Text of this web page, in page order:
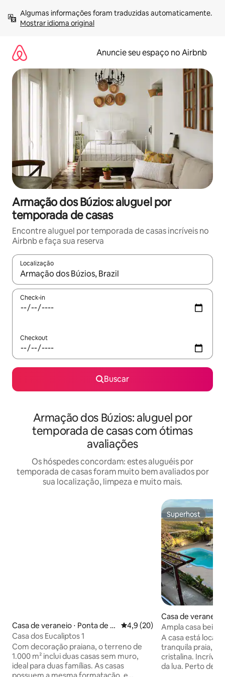
para
Mostrar idioma original
Anuncie seu espaço no Airbnb
Armação dos Búzios: aluguel por
temporada de casas
Encontre aluguel por temporada de casas incríveis no
Airbnb e faça sua reserva
Localização
Quando os resultados estiverem disponíveis, explore-os
Check-in
Checkout
Buscar
Armação dos Búzios: aluguel por
temporada de casas com ótimas
avaliações
Os hóspedes concordam: estes aluguéis por
temporada de casas foram muito bem avaliados por
sua localização, limpeza e muito mais.
Casa de veraneio ⋅ Ponta de M
anguinhos
4,9 de uma avaliação média
4,9 (20)
Casa dos Eucaliptos 1
Com decoração praiana, o terreno de
1.000 m² inclui duas casas sem muro,
ideal para duas famílias. As casas
Superhost
Superhost
Casa de veraneio
Ampla casa
Foguete
A casa está
tranquila praia,
cristalina. Incrível
da lua. Perto de